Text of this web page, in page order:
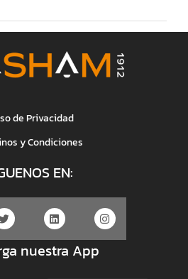
de Privacidad
y Condiciones
EN:
nuestra App